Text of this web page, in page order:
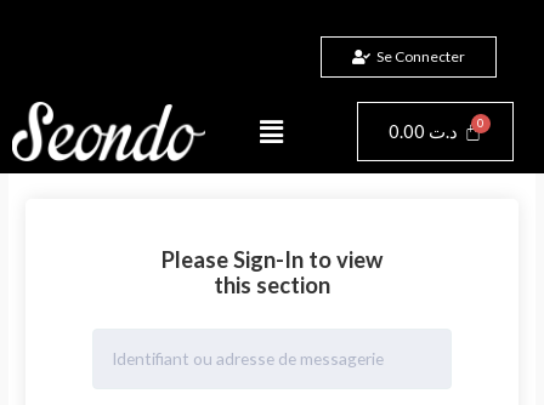
Se Connecter
Menu 0.00 د.ت Panier
Please Sign-In to view
this section